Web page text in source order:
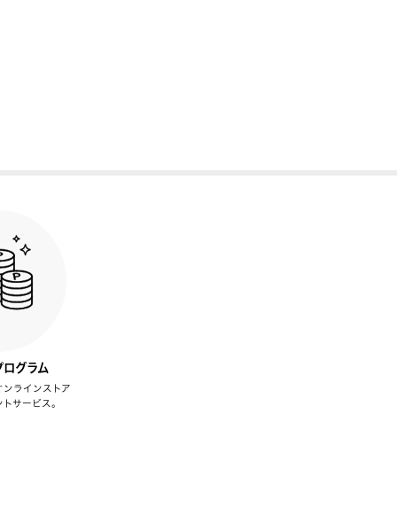
ログラム
ラインストア
サービス。